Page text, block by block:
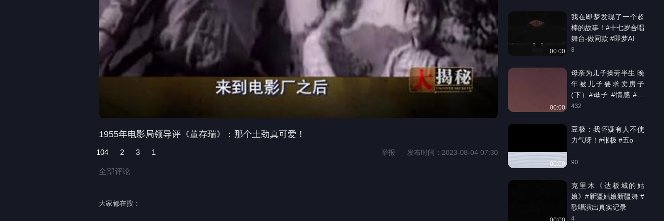
1955年电影局领导评《董存瑞》：那个土劲真可爱！
104 2 3 1 举报 发布时间： 2023-08-04 07:30
全部评论
大家都在搜：
00:00
我在即梦发现了一个超
棒的故事！#十七岁合唱
舞台-做同款 #即梦AI
8
00:00
母亲为儿子操劳半生 晚
年被儿子要求卖房子
(下）#母子 #情感 #调
解 #官官
432
00:00
豆极：我怀疑有人不使
力气呀！#张极 #五o
90
克里木《达板城的姑
娘》#新疆姑娘新疆舞 #
歌唱演出真实记录
4